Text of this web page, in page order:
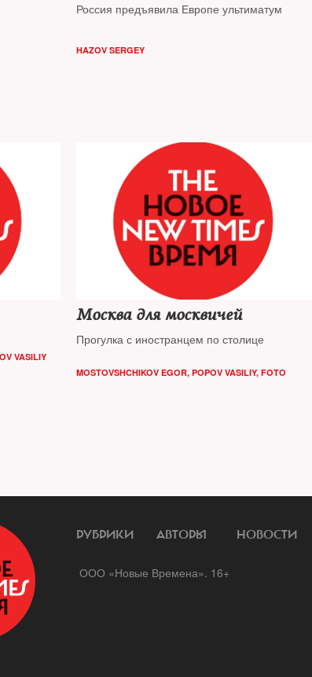
Россия предъявила Европе ультиматум
HAZOV SERGEY
VASILIY
Москва для москвичей
Прогулка с иностранцем по столице
MOSTOVSHCHIKOV EGOR, POPOV VASILIY, FOTO
РУБРИКИ АВТОРЫ НОВОСТИ
ООО «Новые Времена». 16+